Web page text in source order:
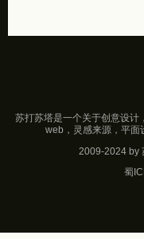
苏打苏塔是一个关于创意设计
web，灵感来源，平面
2009-2024 by
蜀